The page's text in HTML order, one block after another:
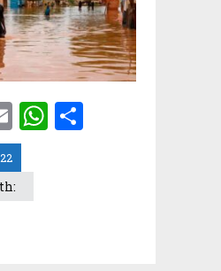
EmailWhatsApp